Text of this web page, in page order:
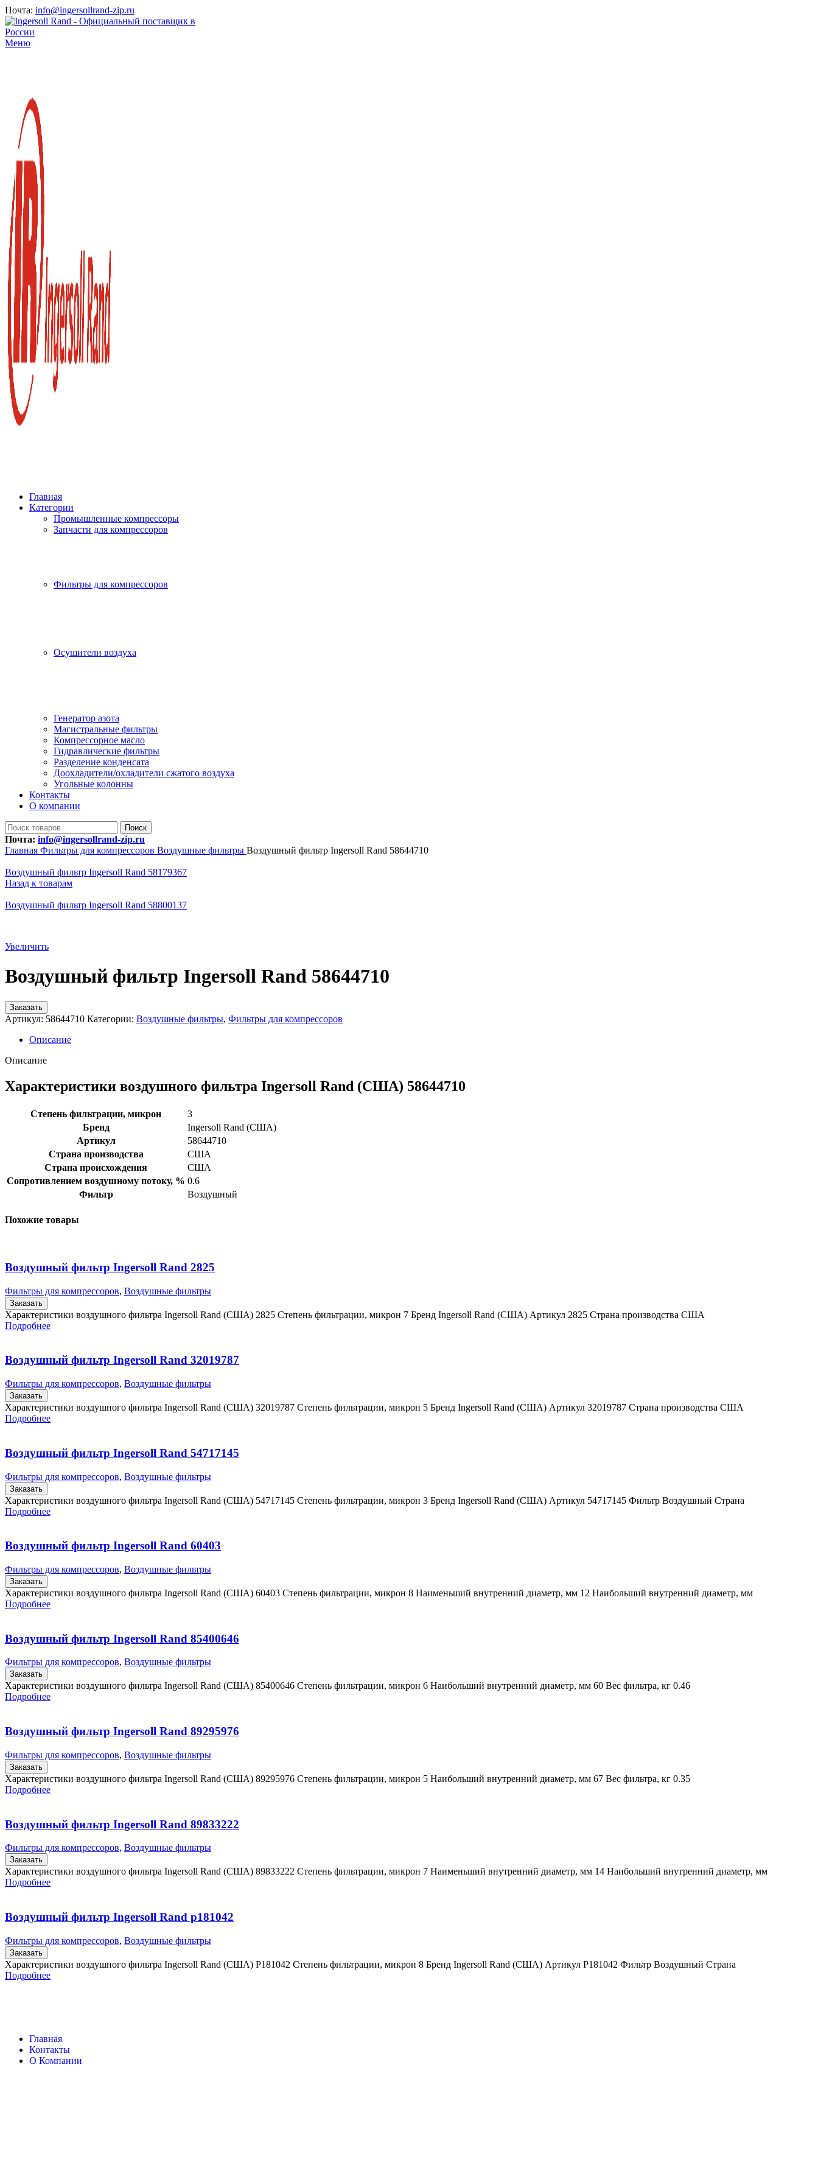
Почта: info@ingersollrand-zip.ru
Меню
Главная
Категории
Промышленные компрессоры
Запчасти для компрессоров
Фильтры для компрессоров
Осушители воздуха
Генератор азота
Магистральные фильтры
Компрессорное масло
Гидравлические фильтры
Разделение конденсата
Доохладители/охладители сжатого воздуха
Угольные колонны
Контакты
О компании
Поиск
Почта: info@ingersollrand-zip.ru
Главная Фильтры для компрессоров Воздушные фильтры Воздушный фильтр Ingersoll Rand 58644710
Воздушный фильтр Ingersoll Rand 58179367
Назад к товарам
Воздушный фильтр Ingersoll Rand 58800137
Увеличить
Воздушный фильтр Ingersoll Rand 58644710
Заказать
Артикул: 58644710 Категории: Воздушные фильтры, Фильтры для компрессоров
Описание
Описание
Характеристики воздушного фильтра Ingersoll Rand (США) 58644710
Степень фильтрации, микрон
3
Бренд
Ingersoll Rand (США)
Артикул
58644710
Страна производства
США
Страна происхождения
США
Сопротивлением воздушному потоку, % 0.6
Фильтр
Воздушный
Похожие товары
Воздушный фильтр Ingersoll Rand 2825
Фильтры для компрессоров, Воздушные фильтры
Заказать
Характеристики воздушного фильтра Ingersoll Rand (США) 2825 Степень фильтрации, микрон 7 Бренд Ingersoll Rand (США) Артикул 2825 Страна производства США
Подробнее
Воздушный фильтр Ingersoll Rand 32019787
Фильтры для компрессоров, Воздушные фильтры
Заказать
Характеристики воздушного фильтра Ingersoll Rand (США) 32019787 Степень фильтрации, микрон 5 Бренд Ingersoll Rand (США) Артикул 32019787 Страна производства США
Подробнее
Воздушный фильтр Ingersoll Rand 54717145
Фильтры для компрессоров, Воздушные фильтры
Заказать
Характеристики воздушного фильтра Ingersoll Rand (США) 54717145 Степень фильтрации, микрон 3 Бренд Ingersoll Rand (США) Артикул 54717145 Фильтр Воздушный Страна
Подробнее
Воздушный фильтр Ingersoll Rand 60403
Фильтры для компрессоров, Воздушные фильтры
Заказать
Характеристики воздушного фильтра Ingersoll Rand (США) 60403 Степень фильтрации, микрон 8 Наименьший внутренний диаметр, мм 12 Наибольший внутренний диаметр, мм
Подробнее
Воздушный фильтр Ingersoll Rand 85400646
Фильтры для компрессоров, Воздушные фильтры
Заказать
Характеристики воздушного фильтра Ingersoll Rand (США) 85400646 Степень фильтрации, микрон 6 Наибольший внутренний диаметр, мм 60 Вес фильтра, кг 0.46
Подробнее
Воздушный фильтр Ingersoll Rand 89295976
Фильтры для компрессоров, Воздушные фильтры
Заказать
Характеристики воздушного фильтра Ingersoll Rand (США) 89295976 Степень фильтрации, микрон 5 Наибольший внутренний диаметр, мм 67 Вес фильтра, кг 0.35
Подробнее
Воздушный фильтр Ingersoll Rand 89833222
Фильтры для компрессоров, Воздушные фильтры
Заказать
Характеристики воздушного фильтра Ingersoll Rand (США) 89833222 Степень фильтрации, микрон 7 Наименьший внутренний диаметр, мм 14 Наибольший внутренний диаметр, мм
Подробнее
Воздушный фильтр Ingersoll Rand p181042
Фильтры для компрессоров, Воздушные фильтры
Заказать
Характеристики воздушного фильтра Ingersoll Rand (США) P181042 Степень фильтрации, микрон 8 Бренд Ingersoll Rand (США) Артикул P181042 Фильтр Воздушный Страна
Подробнее
Главная
Контакты
О Компании